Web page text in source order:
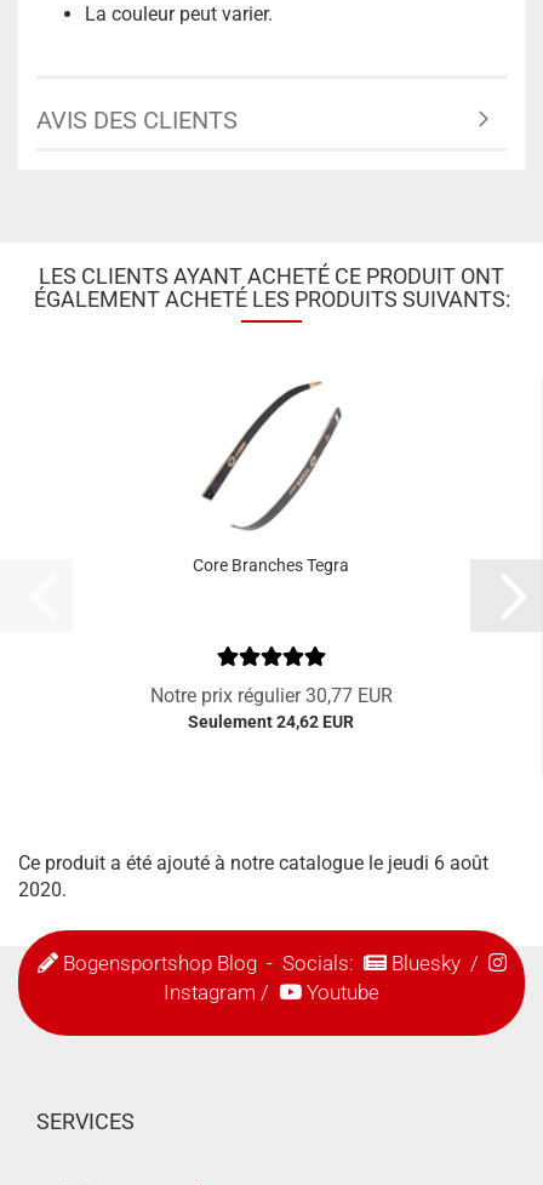
La couleur peut varier.
AVIS DES CLIENTS
LES CLIENTS AYANT ACHETÉ CE PRODUIT ONT
ÉGALEMENT ACHETÉ LES PRODUITS SUIVANTS:
Core Branches Tegra
Notre prix régulier 30,77 EUR
Seulement 24,62 EUR
Ce produit a été ajouté à notre catalogue le jeudi 6 août
2020.
Bogensportshop Blog- Socials: Bluesky/
Instagram / Youtube
SERVICES